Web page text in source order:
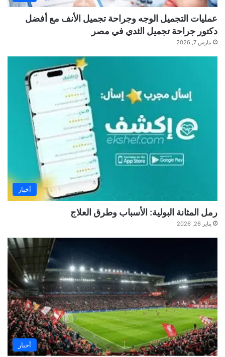
عمليات التجميل الوجه وجراحة تجميل الأنف مع أفضل
دكتور جراحة تجميل الثدي في مصر
مارس 7, 2026
أخبار
رمل المثانة البولية: الأسباب وطرق العلاج
يناير 26, 2026
أخبار